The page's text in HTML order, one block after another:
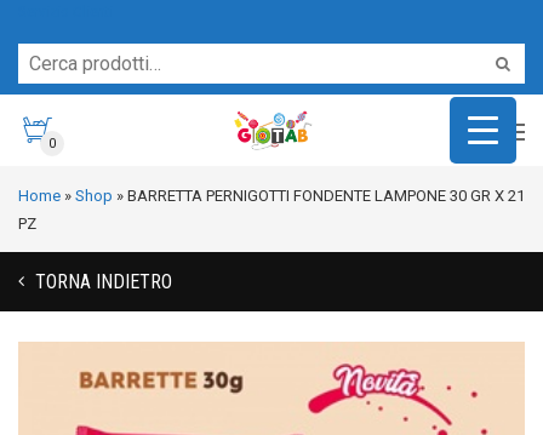
0
Home » Shop » BARRETTA PERNIGOTTI FONDENTE LAMPONE 30 GR X 21
PZ
TORNA INDIETRO